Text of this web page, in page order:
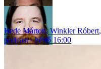
Bede Márton,Winkler Róbert,
podcast
hétfő 16:00